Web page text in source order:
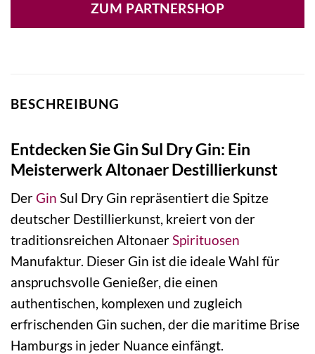
ZUM PARTNERSHOP
BESCHREIBUNG
Entdecken Sie Gin Sul Dry Gin: Ein
Meisterwerk Altonaer Destillierkunst
DerGin Sul Dry Gin repräsentiert die Spitze
deutscher Destillierkunst, kreiert von der
traditionsreichen AltonaerSpirituosen
Manufaktur. Dieser Gin ist die ideale Wahl für
anspruchsvolle Genießer, die einen
authentischen, komplexen und zugleich
erfrischenden Gin suchen, der die maritime Brise
Hamburgs in jeder Nuance einfängt.